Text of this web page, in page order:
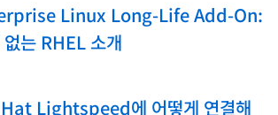
Linux Long-Life Add-On:
는 RHEL 소개
Lightspeed에 어떻게 연결해